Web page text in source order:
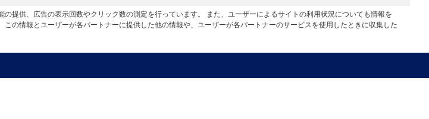
提供、広告の表示回数やクリック数の測定を行っています。 また、ユーザーによるサイトの利用状況についても情報を
の情報とユーザーが各パートナーに提供した他の情報や、ユーザーが各パートナーのサービスを使用したときに収集した